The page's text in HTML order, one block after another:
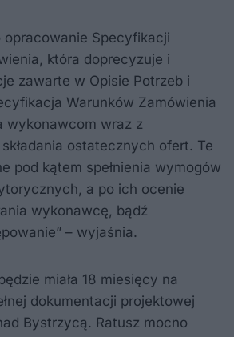
Specyfikacji
która doprecyzuje i
zawarte w Opisie Potrzeb i
Warunków Zamówienia
wykonawcom wraz z
ostatecznych ofert. Te
pod kątem spełnienia wymogów
a po ich ocenie
wykonawcę, bądź
– wyjaśnia.
miała 18 miesięcy na
dokumentacji projektowej
Bystrzycą. Ratusz mocno